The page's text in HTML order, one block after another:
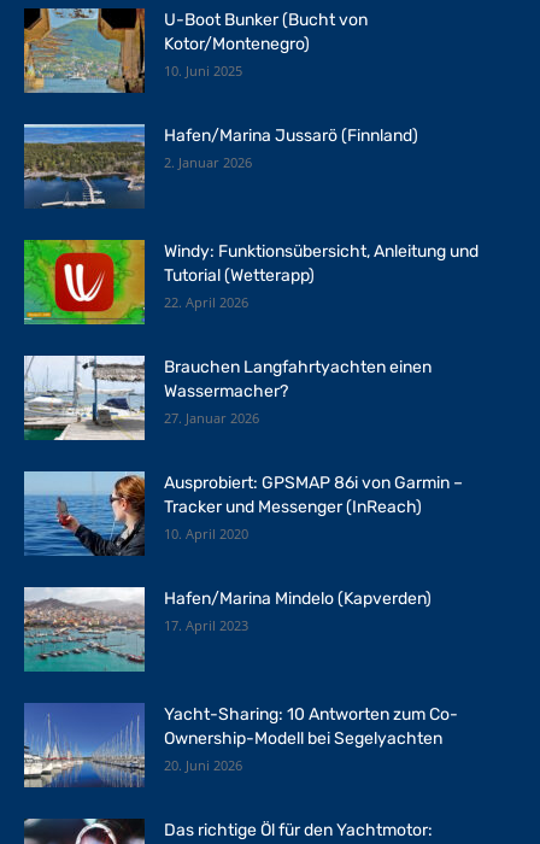
U-Boot Bunker (Bucht von
Kotor/Montenegro)
10. Juni 2025
Hafen/Marina Jussarö (Finnland)
2. Januar 2026
Windy: Funktionsübersicht, Anleitung und
Tutorial (Wetterapp)
22. April 2026
Brauchen Langfahrtyachten einen
Wassermacher?
27. Januar 2026
Ausprobiert: GPSMAP 86i von Garmin –
Tracker und Messenger (InReach)
10. April 2020
Hafen/Marina Mindelo (Kapverden)
17. April 2023
Yacht-Sharing: 10 Antworten zum Co-
Ownership-Modell bei Segelyachten
20. Juni 2026
Das richtige Öl für den Yachtmotor: